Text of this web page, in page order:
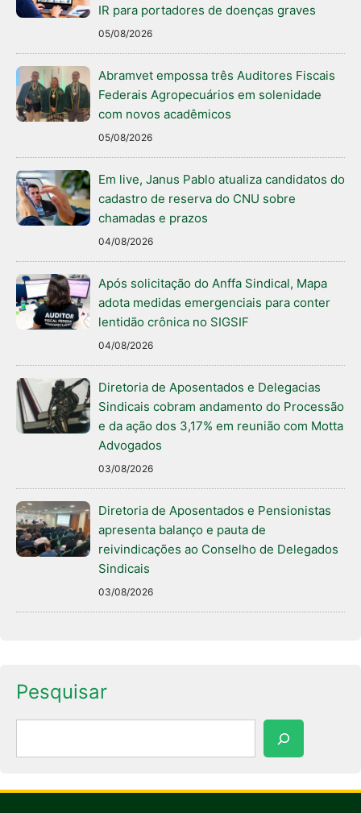
IR para portadores de doenças graves
05/08/2026
Abramvet empossa três Auditores Fiscais
Federais Agropecuários em solenidade
com novos acadêmicos
05/08/2026
Em live, Janus Pablo atualiza candidatos do
cadastro de reserva do CNU sobre
chamadas e prazos
04/08/2026
Após solicitação do Anffa Sindical, Mapa
adota medidas emergenciais para conter
lentidão crônica no SIGSIF
04/08/2026
Diretoria de Aposentados e Delegacias
Sindicais cobram andamento do Processão
e da ação dos 3,17% em reunião com Motta
Advogados
03/08/2026
Diretoria de Aposentados e Pensionistas
apresenta balanço e pauta de
reivindicações ao Conselho de Delegados
Sindicais
03/08/2026
Pesquisar